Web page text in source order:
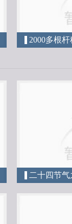
2000多根
二十四节